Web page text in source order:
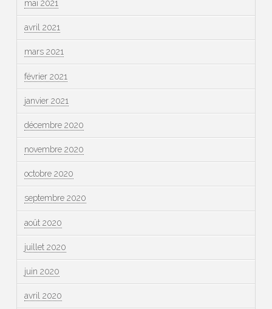
mai 2021
avril 2021
mars 2021
février 2021
janvier 2021
décembre 2020
novembre 2020
octobre 2020
septembre 2020
août 2020
juillet 2020
juin 2020
avril 2020